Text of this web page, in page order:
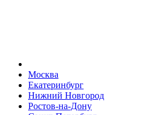
Москва
Екатеринбург
Нижний Новгород
Ростов-на-Дону